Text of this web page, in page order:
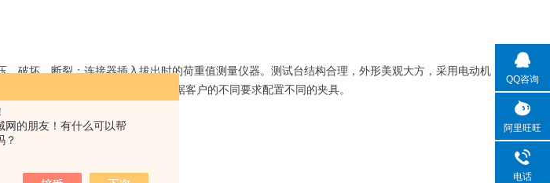
网的朋友！有什么可以帮
？
、破坏、断裂；连接器插入拔出时的荷重值测量仪器。测试台结构合理，外形美观大方，采用电动机
运动平稳，噪音低，精度高，可根据客户的不同要求配置不同的夹具。
QQ咨询
阿里旺旺
电话